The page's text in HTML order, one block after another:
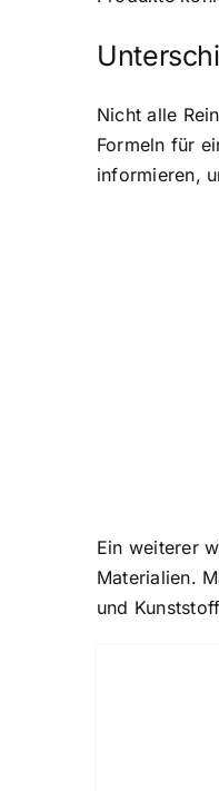
Nicht alle
Formeln für
informieren,
Ein weiterer
Materialien.
und